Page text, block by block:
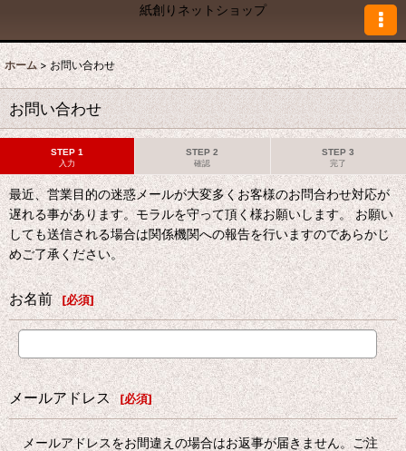
紙創りネットショップ
ホーム > お問い合わせ
お問い合わせ
STEP 1
入力
STEP 2
確認
STEP 3
完了
最近、営業目的の迷惑メールが大変多くお客様のお問合わせ対応が
遅れる事があります。モラルを守って頂く様お願いします。 お願い
しても送信される場合は関係機関への報告を行いますのであらかじ
めご了承ください。
お名前 [必須]
メールアドレス [必須]
メールアドレスをお間違えの場合はお返事が届きません。ご注